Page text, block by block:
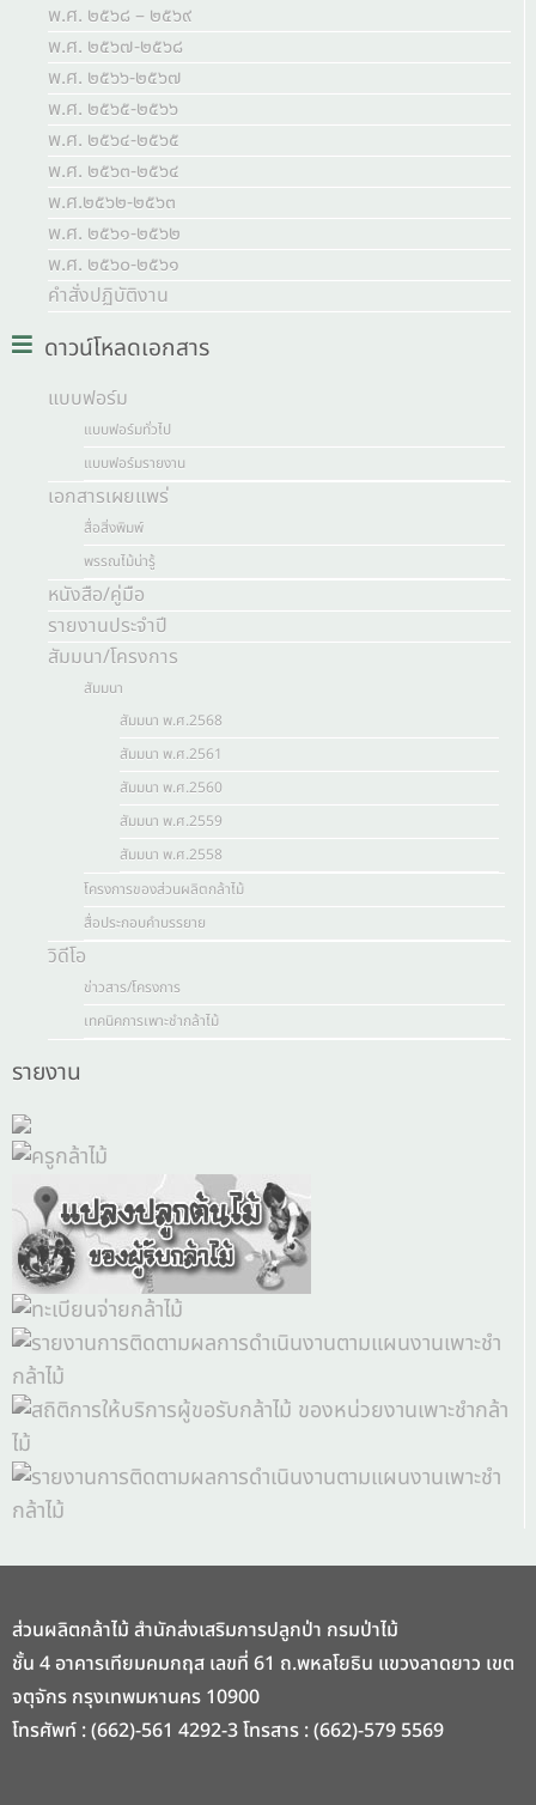
พ.ศ. ๒๕๖๘ – ๒๕๖๙
พ.ศ. ๒๕๖๗-๒๕๖๘
พ.ศ. ๒๕๖๖-๒๕๖๗
พ.ศ. ๒๕๖๕-๒๕๖๖
พ.ศ. ๒๕๖๔-๒๕๖๕
พ.ศ. ๒๕๖๓-๒๕๖๔
พ.ศ.๒๕๖๒-๒๕๖๓
พ.ศ. ๒๕๖๑-๒๕๖๒
พ.ศ. ๒๕๖๐-๒๕๖๑
คำสั่งปฏิบัติงาน
ดาวน์โหลดเอกสาร
แบบฟอร์ม
แบบฟอร์มทั่วไป
แบบฟอร์มรายงาน
เอกสารเผยแพร่
สื่อสิ่งพิมพ์
พรรณไม้น่ารู้
หนังสือ/คู่มือ
รายงานประจำปี
สัมมนา/โครงการ
สัมมนา
สัมมนา พ.ศ.2568
สัมมนา พ.ศ.2561
สัมมนา พ.ศ.2560
สัมมนา พ.ศ.2559
สัมมนา พ.ศ.2558
โครงการของส่วนผลิตกล้าไม้
สื่อประกอบคำบรรยาย
วิดีโอ
ข่าวสาร/โครงการ
เทคนิคการเพาะชำกล้าไม้
รายงาน
ส่วนผลิตกล้าไม้ สำนักส่งเสริมการปลูกป่า กรมป่าไม้
ชั้น 4 อาคารเทียมคมกฤส เลขที่ 61 ถ.พหลโยธิน แขวงลาดยาว เขต
จตุจักร กรุงเทพมหานคร 10900
โทรศัพท์ : (662)-561 4292-3 โทรสาร : (662)-579 5569